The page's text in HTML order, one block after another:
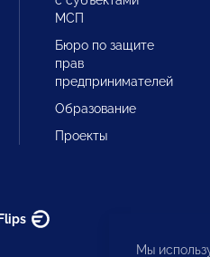
МСП
Бюро по защите
прав
предпринимателей
Образование
Проекты
Flips
Мы